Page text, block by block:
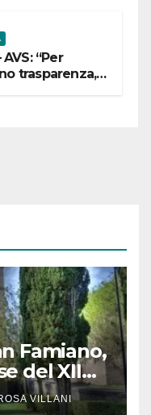
“Per
trasparenza,
Famiano,
del XII
VILLANI